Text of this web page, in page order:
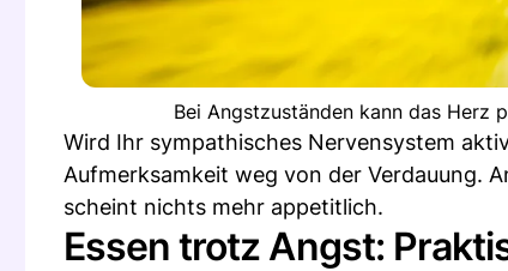
Bei Angstzuständen kann das Herz
Wird Ihr sympathisches Nervensystem
Aufmerksamkeit weg von der Verdauung.
scheint nichts mehr appetitlich.
Essen trotz Angst: